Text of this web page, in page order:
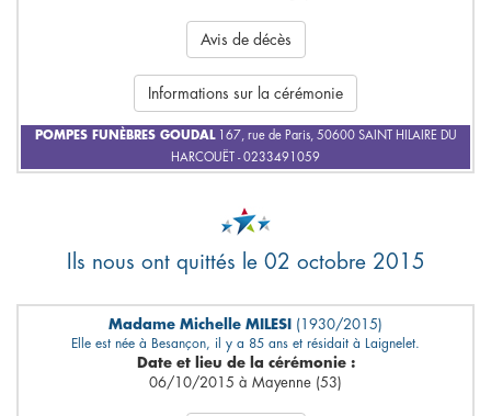
Avis de décès
Informations sur la cérémonie
POMPES FUNÈBRES GOUDAL167, rue de Paris, 50600 SAINT HILAIRE DU
HARCOUËT - 0233491059
Ils nous ont quittés le 02 octobre 2015
Madame Michelle MILESI (1930/2015)
Elle est née à Besançon, il y a 85 ans et résidait à Laignelet.
Date et lieu de la cérémonie :
06/10/2015 à Mayenne (53)